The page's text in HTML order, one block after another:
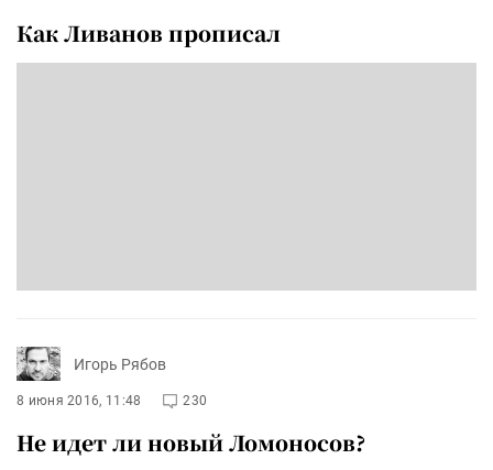
Как Ливанов прописал
Игорь Рябов
8 июня 2016, 11:48 230
Не идет ли новый Ломоносов?